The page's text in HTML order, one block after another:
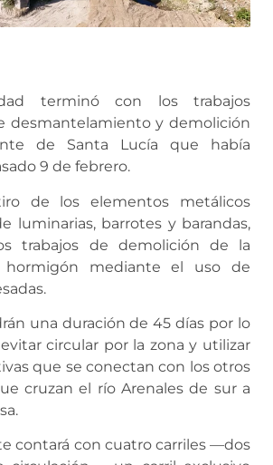
terminó con los trabajos
desmantelamiento y demolición
de Santa Lucía que había
9 de febrero.
de los elementos metálicos
luminarias, barrotes y barandas,
trabajos de demolición de la
hormigón mediante el uso de
una duración de 45 días por lo
circular por la zona y utilizar
que se conectan con los otros
cruzan el río Arenales de sur a
contará con cuatro carriles —dos